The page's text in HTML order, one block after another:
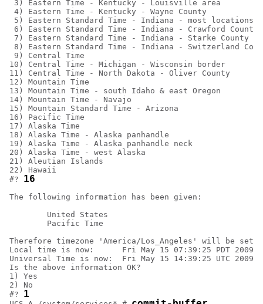
3) Eastern Time - Kentucky - Louisville area
4) Eastern Time - Kentucky - Wayne County
5) Eastern Standard Time - Indiana - most locations
6) Eastern Standard Time - Indiana - Crawford County
7) Eastern Standard Time - Indiana - Starke County
8) Eastern Standard Time - Indiana - Switzerland
9) Central Time
10) Central Time - Michigan - Wisconsin border
11) Central Time - North Dakota - Oliver County
12) Mountain Time
13) Mountain Time - south Idaho & east Oregon
14) Mountain Time - Navajo
15) Mountain Standard Time - Arizona
16) Pacific Time
17) Alaska Time
18) Alaska Time - Alaska panhandle
19) Alaska Time - Alaska panhandle neck
20) Alaska Time - west Alaska
21) Aleutian Islands
22) Hawaii
#? 16
The following information has been given:
        United States
        Pacific Time
Therefore timezone 'America/Los_Angeles' will be set.
Local time is now:      Fri May 15 07:39:25 PDT 2009.
Universal Time is now:  Fri May 15 14:39:25 UTC 2009.
Is the above information OK?
1) Yes
2) No
#? 1